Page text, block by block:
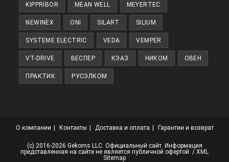
KIPPRIBOR MEAN WELL MEYERTEC
NEWINEX ONI SILART SILIUM
SYSTEME ELECTRIC VEDA VEMPER
VT-DRIVE ВЕСПЕР КЭАЗ НИКОМ ОВЕН
ПРАКТИК РУСЭЛКОМ
О компании Контакты Доставка и оплата Гарантии и возврат
(с) 2016-2026 Gekoms LLC. Официальный сайт. Информация
представленная на сайте не является публичной офертой. / XML
Sitemap